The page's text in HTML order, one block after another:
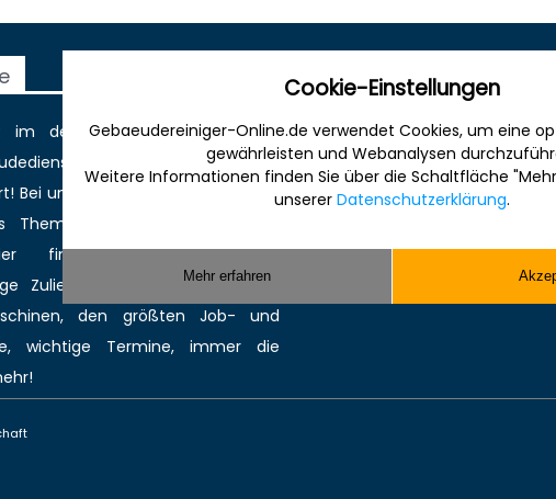
im deutschen Internet für die
Informativ,
Bei uns werden Sie gefunden und
Gebäudereinigung bzw.
Hier finden Sie kompetente
Zulieferer für Reinigungsmittel,
den größtenJob- und
wichtige Termine, immer die
Sonstiges
Werbung
Musterverträge und Vorlagen
Hilfe
Cookie-Einstellungen
Gebaeudereiniger-Online.de verwendet Cookies, um eine
gewährleisten und Webanalysen
Weitere Informationen finden Sie über die Schaltfläche
unserer Datenschutzerklärung.
Mehr erfahren